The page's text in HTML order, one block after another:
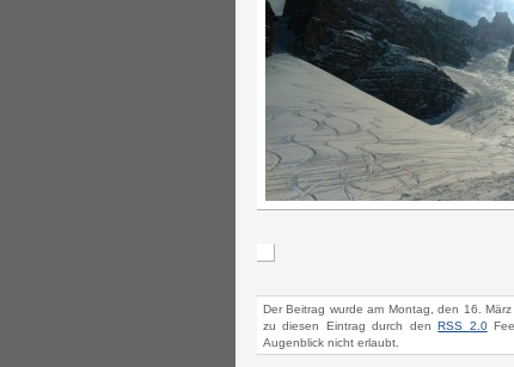
Der Beitrag wurde am Montag, den 16.
zu diesen Eintrag durch denRSS 2.0
Augenblick nicht erlaubt.